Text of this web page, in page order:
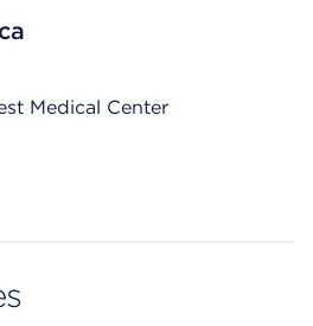
Medical Center